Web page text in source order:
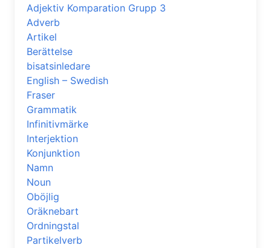
Adjektiv Komparation Grupp 3
Adverb
Artikel
Berättelse
bisatsinledare
English – Swedish
Fraser
Grammatik
Infinitivmärke
Interjektion
Konjunktion
Namn
Noun
Oböjlig
Oräknebart
Ordningstal
Partikelverb